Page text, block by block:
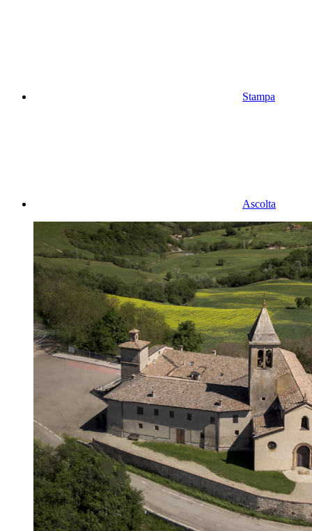
Stampa
Ascolta